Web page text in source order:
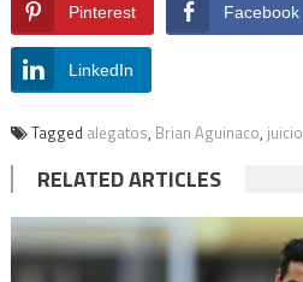
Pinterest Facebook
LinkedIn
Tagged alegatos, Brian Aguinaco, juicio
RELATED ARTICLES